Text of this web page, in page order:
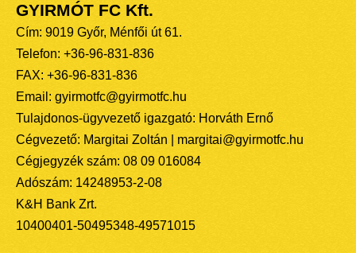
GYIRMÓT FC Kft.
Cím: 9019 Győr, Ménfői út 61.
Telefon: +36-96-831-836
FAX: +36-96-831-836
Email: gyirmotfc@gyirmotfc.hu
Tulajdonos-ügyvezető igazgató: Horváth Ernő
Cégvezető: Margitai Zoltán | margitai@gyirmotfc.hu
Cégjegyzék szám: 08 09 016084
Adószám: 14248953-2-08
K&H Bank Zrt.
10400401-50495348-49571015